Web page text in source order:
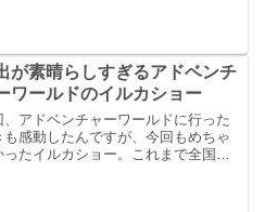
オーシャ...
が素晴らしすぎるアドベンチ
ワールドのイルカショー
、アドベンチャーワールドに行った
も感動したんですが、今回もめちゃ
ったイルカショー。これまで全国の